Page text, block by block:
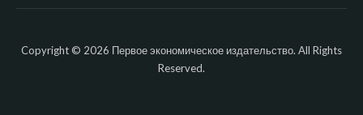
Copyright © 2026 Первое экономическое издательство. All Rights
Reserved.